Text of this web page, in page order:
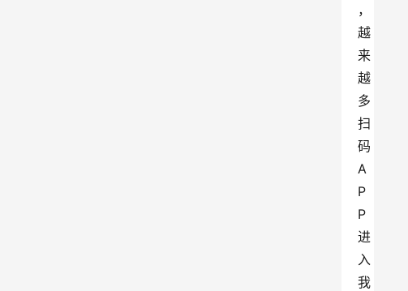
，
越
来
越
多
扫
码
A
P
P
进
入
我